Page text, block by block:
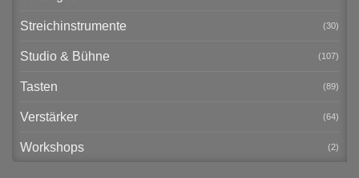
Streichinstrumente (30)
Studio & Bühne (107)
Tasten (89)
Verstärker (64)
Workshops (2)